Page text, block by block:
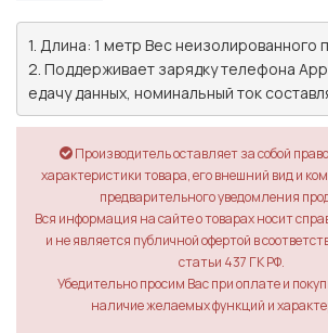
1. Длина: 1 метр Вес неизолированного
2. Поддерживает зарядку телефона
Производитель оставляет за собой
характеристики товара, его внешний вид и
предварительного уведомления
Вся информация на сайте о товарах носит
и не является публичной офертой в
статьи 437 ГК РФ.
Убедительно просим Вас при оплате и
наличие желаемых функций и